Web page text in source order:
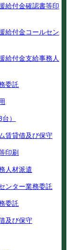
給付金確認書等印
給付金コールセン
給付金支給事務人
委託
）
賃貸借及び保守
印刷
人材派遣
ンター業務委託
委託
及び保守